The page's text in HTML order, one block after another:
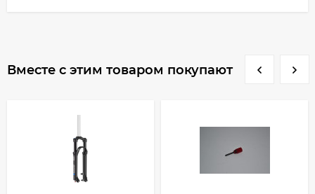
Вместе с этим товаром покупают